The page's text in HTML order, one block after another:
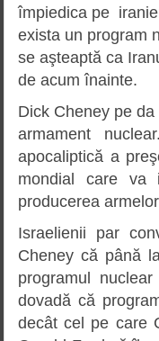
împiedica pe
exista un program
se aşteaptă ca
de acum înainte.
Dick Cheney pe
armament
apocaliptică a
mondial care va
producerea
Israelienii par
Cheney că până
programul
dovadă că
decât cel pe care